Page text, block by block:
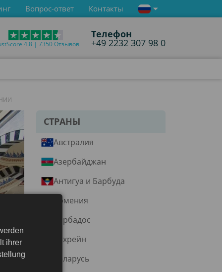
Вопрос-ответ Контакты
4.8 | 7350 Отзывов
Телефон
+49 2232 307 98 0
СТРАНЫ
Австралия
Азербайджан
Антигуа и Барбуда
Армения
Барбадос
Бахрейн
Беларусь
ihrer